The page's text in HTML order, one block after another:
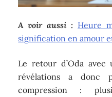
A voir aussi : Heure
signification en amour
Le retour d’Oda
révélations a donc
compression :